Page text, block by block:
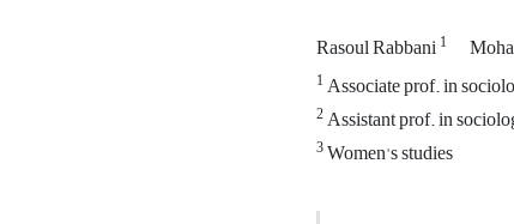
Rasoul Rabbani1
1Associate prof. in
2Assistant prof. in
3Women's studies